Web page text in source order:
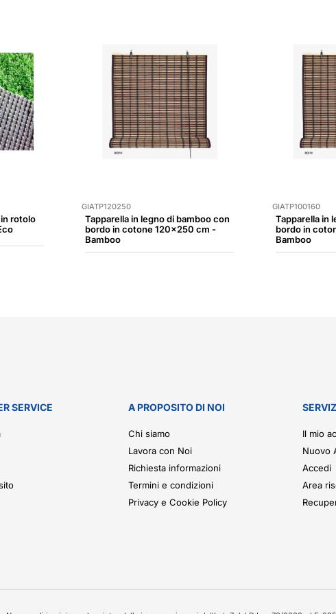
rotolo
GIATP120250
Tapparella in legno di bamboo con
bordo in cotone 120x250 cm -
Bamboo
GIATP100160
Tapparella in
bordo in
Bamboo
SERVICE A PROPOSITO DI NOI
Chi siamo
Lavora con Noi
Richiesta informazioni
Termini e condizioni
Privacy e Cookie Policy
Il mio
Nuovo
Accedi
Area